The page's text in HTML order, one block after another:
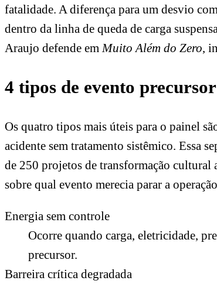
fatalidade. A diferença para um desvio
dentro da linha de queda de carga
Araujo defende em Muito Além do Zero,
4 tipos de evento
Os quatro tipos mais úteis para o painel
acidente sem tratamento sistêmico. Essa
de 250 projetos de transformação
sobre qual evento merecia parar a
Energia sem controle
Ocorre quando carga, eletricidade,
precursor.
Barreira crítica degradada